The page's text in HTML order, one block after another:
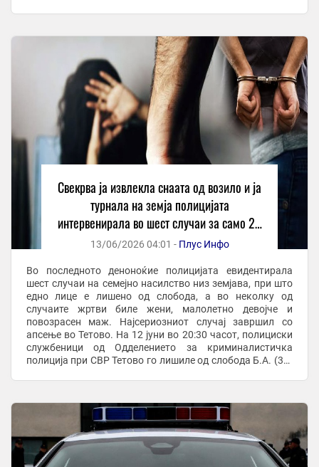
Свекрва ја извлекла снаата од возило и ја
турнала на земја полицијата
интервенирала во шест случаи за само 24
часаслучаи
13/06/2026 04:01 - Плус Инфо
Во последното деноноќие полицијата евидентирала
шест случаи на семејно насилство низ земјава, при што
едно лице е лишено од слобода, а во неколку од
случаите жртви биле жени, малолетно девојче и
повозрасен маж. Најсериозниот случај завршил со
апсење во Тетово. На 12 јуни во 20:30 часот, полициски
службеници од Одделението за криминалистичка
полиција при СВР Тетово го лишиле од слобода Б.А. (37)